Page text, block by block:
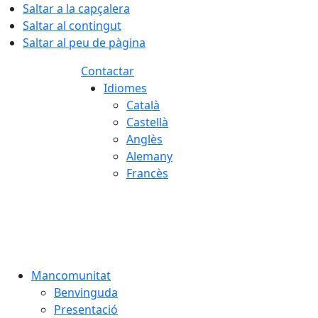
Saltar a la capçalera
Saltar al contingut
Saltar al peu de pàgina
Contactar
Idiomes
Català
Castellà
Anglès
Alemany
Francès
Mancomunitat
Benvinguda
Presentació